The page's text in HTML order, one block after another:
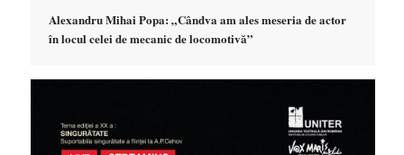
Alexandru Mihai Popa: „Cândva am ales meseria de actor
în locul celei de mecanic de locomotivă”